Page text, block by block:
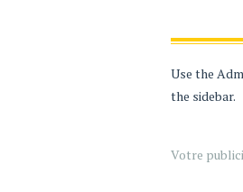
Use the
the sidebar.
Votre